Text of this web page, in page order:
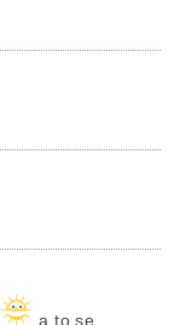
a to se